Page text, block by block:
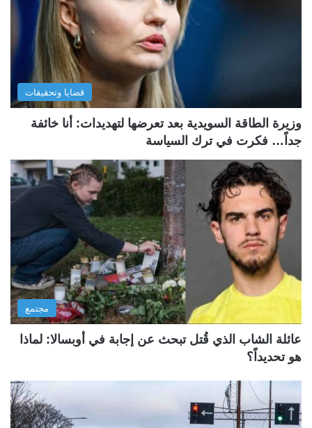
قضايا وتحقيقات
وزيرة الطاقة السويدية بعد تعرضها لتهديدات: أنا خائفة
جداً… فكرت في ترك السياسة
مجتمع
عائلة الشاب الذي قُتل تبحث عن إجابة في أوبسالا: لماذا
هو تحديداً؟